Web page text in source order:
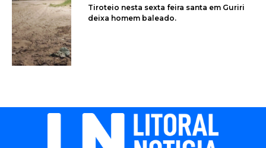
Tiroteio nesta sexta feira santa em Guriri
deixa homem baleado.